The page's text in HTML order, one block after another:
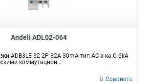
Andeli ADL02-064
ADB3LE-32 2P 32A 30mA тип AC х-ка С 6kA
коммутацион...
Сравнить